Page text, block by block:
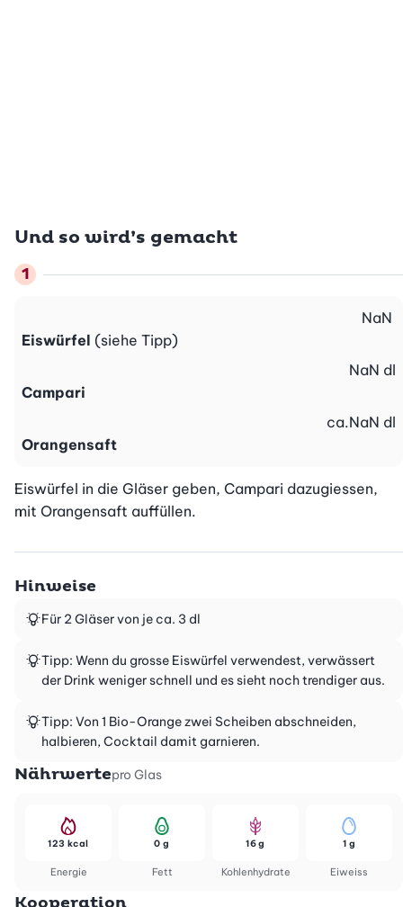
Und so wird’s gemacht
Eiswürfel (siehe Tipp)
NaN
Campari
NaN dl
Orangensaft
ca.NaN dl
Eiswürfel in die Gläser geben, Campari dazugiessen,
mit Orangensaft auffüllen.
Hinweise
Für 2 Gläser von je ca. 3 dl
Tipp: Wenn du grosse Eiswürfel verwendest, verwässert
der Drink weniger schnell und es sieht noch trendiger aus.
Tipp: Von 1 Bio-Orange zwei Scheiben abschneiden,
halbieren, Cocktail damit garnieren.
Nährwertepro Glas
Energie
123 kcal
Fett
0 g
Kohlenhydrate
16 g
Eiweiss
1 g